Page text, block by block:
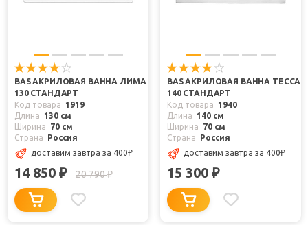
BAS АКРИЛОВАЯ ВАННА ЛИМА
130 СТАНДАРТ
Код товара
1919
Длина
130 см
Ширина
70 см
Страна
Россия
доставим завтра за 400₽
14 850 ₽ 20 790₽
BAS АКРИЛОВАЯ ВАННА ТЕССА
140 СТАНДАРТ
Код товара
1940
Длина
140 см
Ширина
70 см
Страна
Россия
доставим завтра за 400₽
15 300 ₽